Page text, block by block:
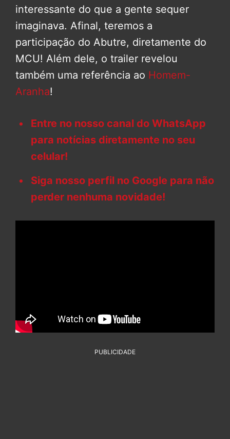
interessante do que a gente sequer
imaginava. Afinal, teremos a
participação do Abutre, diretamente do
MCU! Além dele, o trailer revelou
também uma referência ao Homem-
Aranha!
Entre no nosso canal do WhatsApp
para notícias diretamente no seu
celular!
Siga nosso perfil no Google para não
perder nenhuma novidade!
PUBLICIDADE